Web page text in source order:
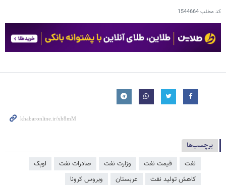
کد مطلب1544664
برچسب‌ها
نفت قیمت نفت وزارت نفت صادرات نفت
اوپک
کاهش تولید نفت
عربستان
ویروس کرونا